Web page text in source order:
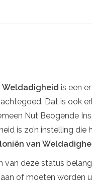
Weldadigheid is een
Dat is ook
Nut Beogende
is zo’n instelling
van
van deze status
of moeten worden